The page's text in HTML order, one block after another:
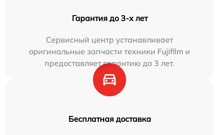
Гарантия до 3-х лет
Сервисный центр устанавливает
оригинальные запчасти техники Fujifilm и
предоставляет гарантию до 3 лет.
Бесплатная доставка